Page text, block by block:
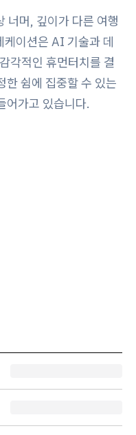
머, 깊이가 다른 여행
케이션은 AI 기술과 데
각적인 휴먼터치를 결
한 쉼에 집중할 수 있는
어가고 있습니다.